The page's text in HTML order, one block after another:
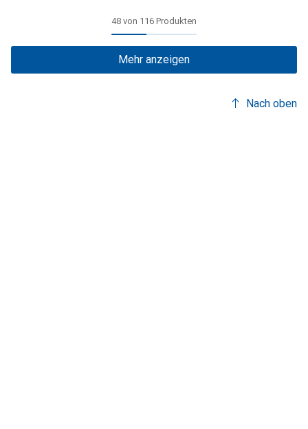
48 von 116 Produkten
Mehr anzeigen
Nach oben